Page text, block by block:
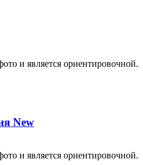
и является ориентировочной.
New
и является ориентировочной.